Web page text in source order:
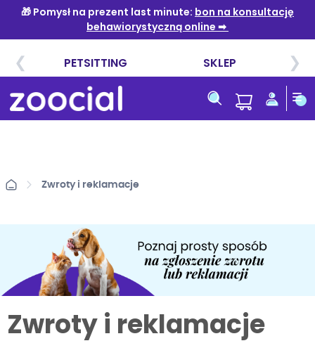
do
treści
Zwroty i reklamacje
Zwroty i reklamacje